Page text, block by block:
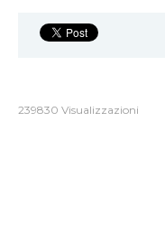
239830 Visualizzazioni